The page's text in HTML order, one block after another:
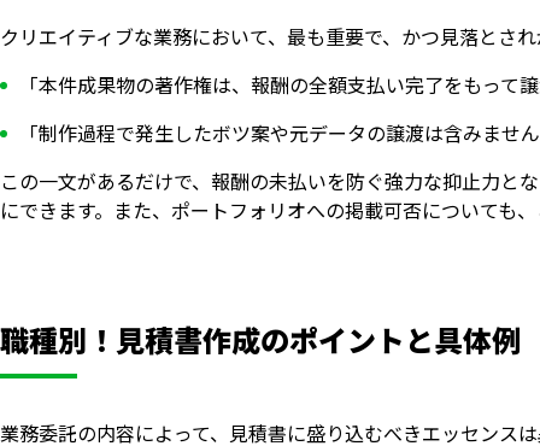
クリエイティブな業務において、最も重要で、かつ見落とさ
「本件成果物の著作権は、報酬の全額支払い完了をもって
「制作過程で発生したボツ案や元データの譲渡は含みませ
この一文があるだけで、報酬の未払いを防ぐ強力な抑止力と
にできます。また、ポートフォリオへの掲載可否についても
職種別！見積書作成のポイントと具体例
業務委託の内容によって、見積書に盛り込むべきエッセンス